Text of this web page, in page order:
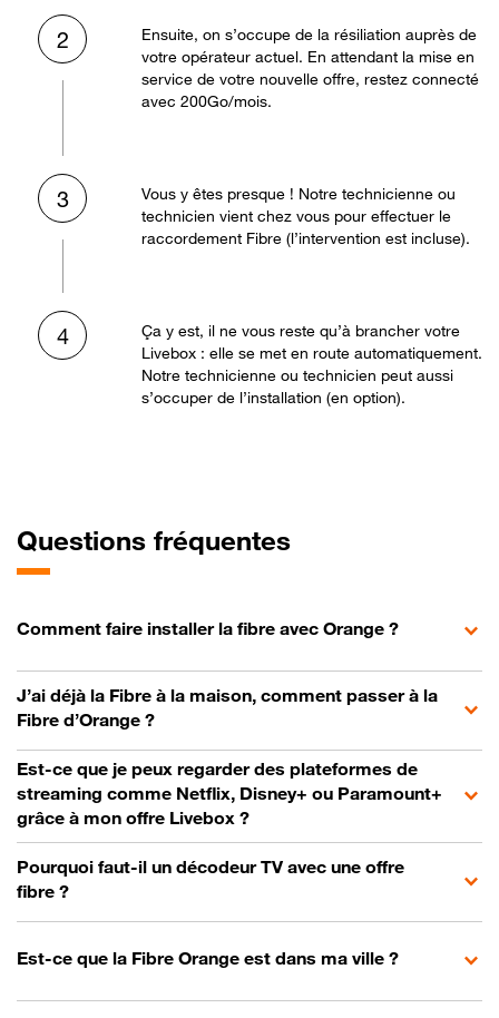
2
Ensuite, on s’occupe de la résiliation auprès de
votre opérateur actuel. En attendant la mise en
service de votre nouvelle offre, restez connecté
avec 200Go/mois.
3
Vous y êtes presque ! Notre technicienne ou
technicien vient chez vous pour effectuer le
raccordement Fibre (l’intervention est incluse).
4
Ça y est, il ne vous reste qu’à brancher votre
Livebox : elle se met en route automatiquement.
Notre technicienne ou technicien peut aussi
s’occuper de l’installation (en option).
Questions fréquentes
Comment faire installer la fibre avec Orange ?
J’ai déjà la Fibre à la maison, comment passer à la
Fibre d’Orange ?
Est-ce que je peux regarder des plateformes de
streaming comme Netflix, Disney+ ou Paramount+
grâce à mon offre Livebox ?
Pourquoi faut-il un décodeur TV avec une offre
fibre ?
Est-ce que la Fibre Orange est dans ma ville ?